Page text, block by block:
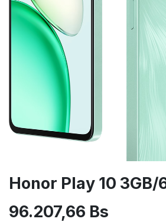
Honor Play 10 3GB/
96.207,66 Bs